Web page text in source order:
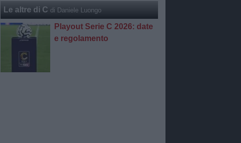
Le altre di C di Daniele Luongo
Playout Serie C 2026: date
e regolamento